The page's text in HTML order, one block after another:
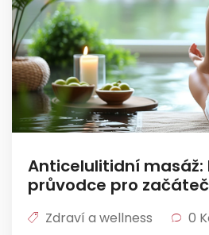
Anticelulitidní
průvodce pro
Zdraví a wellness
0